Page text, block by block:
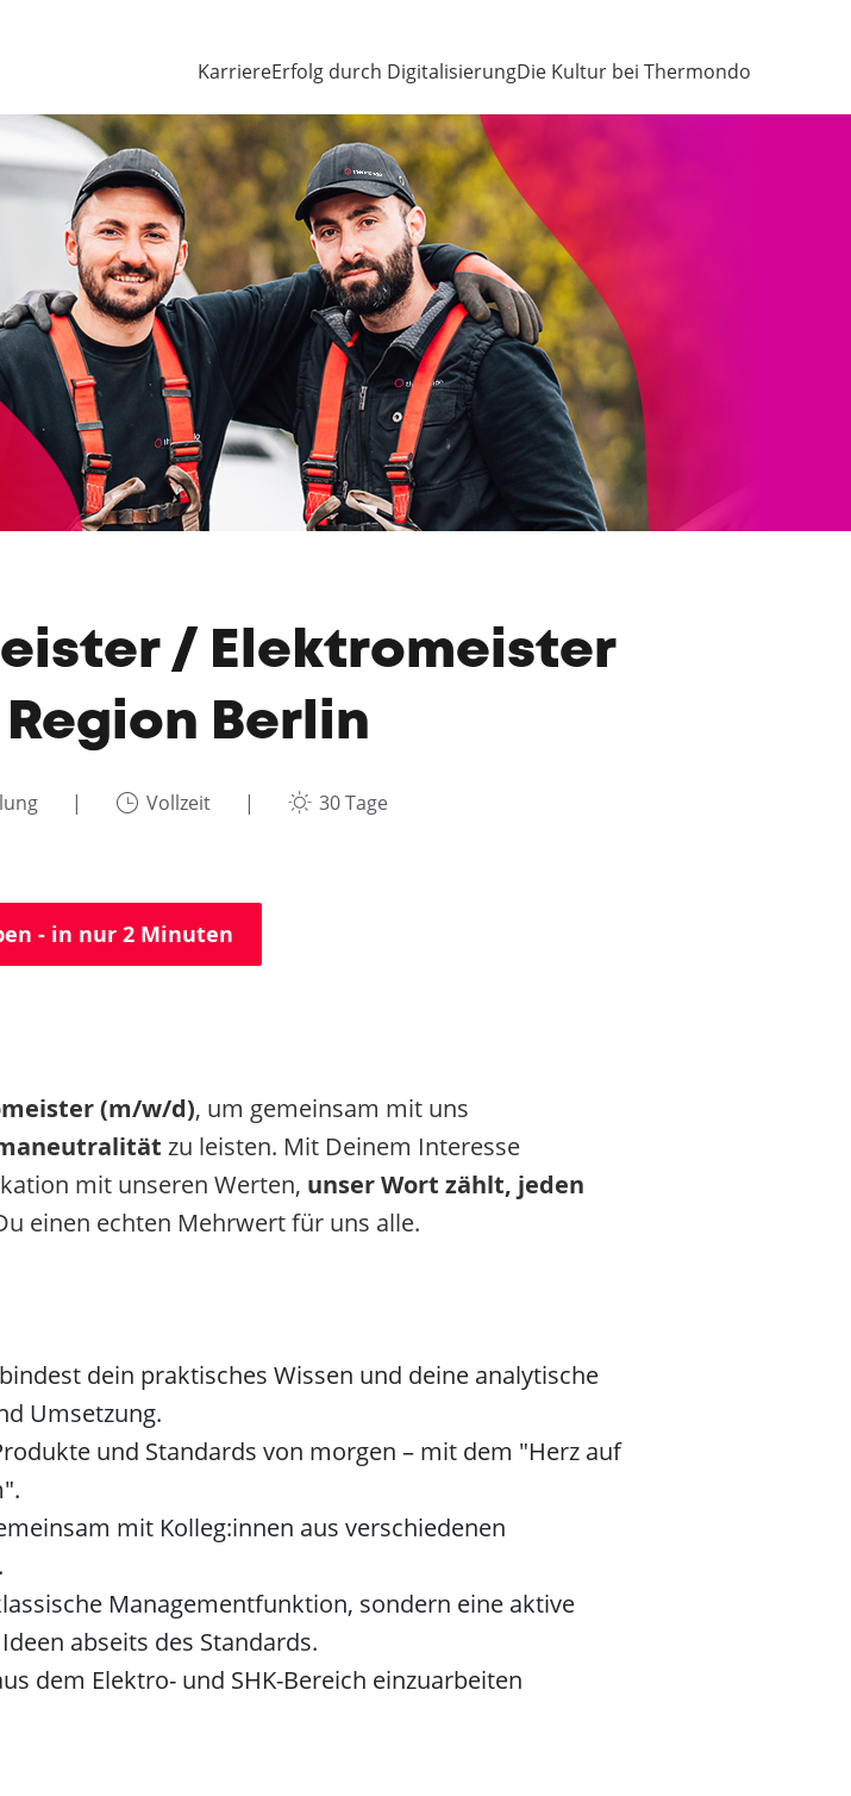
KarriereErfolg durch DigitalisierungDie Kultur bei Thermondo
/ Elektromeister
Berlin
Vollzeit 30 Tage
- in nur 2 Minuten
(m/w/d), um gemeinsam mit uns
zu leisten. Mit Deinem Interesse
mit unseren Werten, unser Wort zählt, jeden
einen echten Mehrwert für uns alle.
dein praktisches Wissen und deine analytische
Umsetzung.
und Standards von morgen – mit dem "Herz auf
mit Kolleg:innen aus verschiedenen
Managementfunktion, sondern eine aktive
abseits des Standards.
dem Elektro- und SHK-Bereich einzuarbeiten